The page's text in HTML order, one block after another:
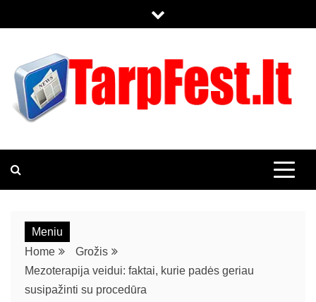
Meniu
Home
Grožis
Mezoterapija veidui: faktai, kurie padės geriau
susipažinti su procedūra